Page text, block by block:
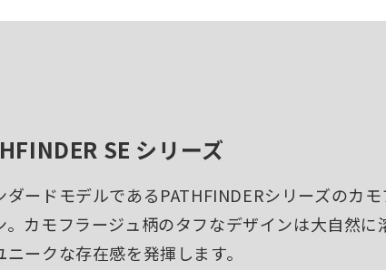
SE シリーズ
ダードモデルであるPATHFINDERシリーズのカ
。カモフラージュ柄のタフなデザインは大自然に
ニークな存在感を発揮します。